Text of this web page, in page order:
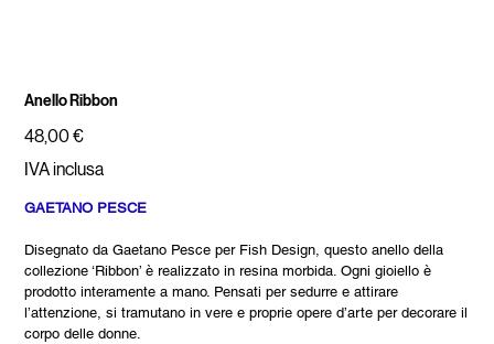
Anello Ribbon
Prezzo
48,00 €
IVA inclusa
GAETANO PESCE
Disegnato da Gaetano Pesce per Fish Design, questo anello della
collezione ‘Ribbon’ è realizzato in resina morbida. Ogni gioiello è
prodotto interamente a mano. Pensati per sedurre e attirare
l’attenzione, si tramutano in vere e proprie opere d’arte per decorare il
corpo delle donne.